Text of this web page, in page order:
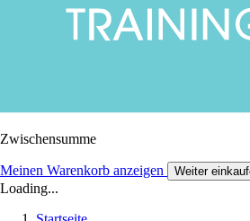
Zwischensumme
Meinen Warenkorb anzeigen Weiter
Loading...